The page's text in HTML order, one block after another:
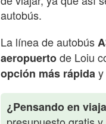
autobús.
La línea de autobús
aeropuertode Loiu
opción más rápiday
¿Pensando en